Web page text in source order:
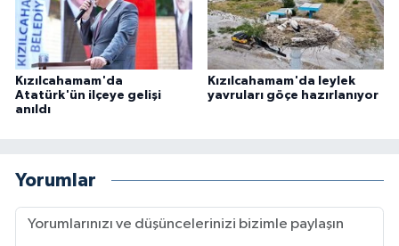
Kızılcahamam'da
Atatürk'ün ilçeye gelişi
anıldı
Kızılcahamam'da leylek
yavruları göçe hazırlanıyor
Yorumlar